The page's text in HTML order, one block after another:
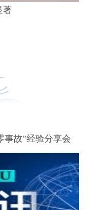
著
事故”经验分享会